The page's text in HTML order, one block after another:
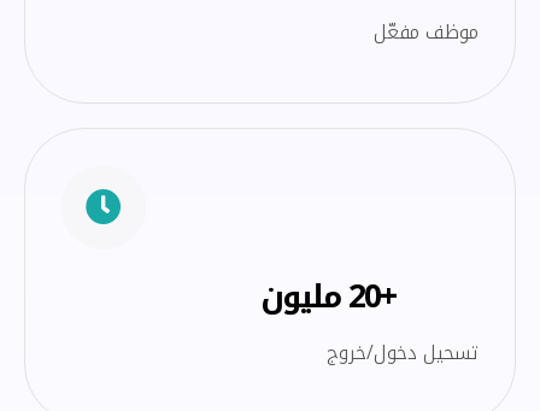
موظف مفعّل
+20 مليون
تسحيل دخول/خروج